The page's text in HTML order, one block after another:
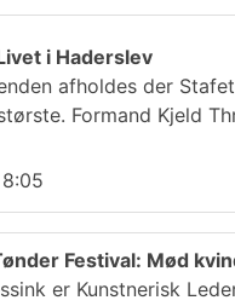
i Haderslev
afholdes der
Formand Kjeld
8:05
Festival: Mød
er Kunstnerisk